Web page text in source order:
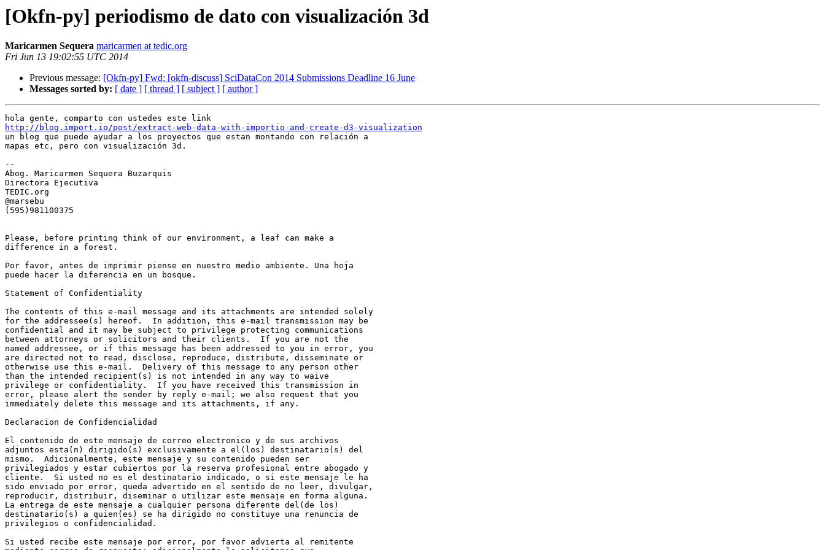
[Okfn-py] periodismo de dato con visualización 3d
Maricarmen Sequera maricarmen at tedic.org
Fri Jun 13 19:02:55 UTC 2014
Previous message: [Okfn-py] Fwd: [okfn-discuss] SciDataCon 2014 Submissions Deadline 16 June
Messages sorted by: [ date ] [ thread ] [ subject ] [ author ]
http://blog.import.io/post/extract-web-data-with-importio-and-create-d3-visualization
un blog que puede ayudar a los proyectos que estan montando con relación a
mapas etc, pero con visualización 3d.
--
Abog. Maricarmen Sequera Buzarquis
Directora Ejecutiva
TEDIC.org
@marsebu
(595)981100375
Please, before printing think of our environment, a leaf can make a
difference in a forest.
Por favor, antes de imprimir piense en nuestro medio ambiente. Una hoja
puede hacer la diferencia en un bosque.
Statement of Confidentiality
The contents of this e-mail message and its attachments are intended solely
for the addressee(s) hereof.  In addition, this e-mail transmission may be
confidential and it may be subject to privilege protecting communications
between attorneys or solicitors and their clients.  If you are not the
named addressee, or if this message has been addressed to you in error, you
are directed not to read, disclose, reproduce, distribute, disseminate or
otherwise use this e-mail.  Delivery of this message to any person other
than the intended recipient(s) is not intended in any way to waive
privilege or confidentiality.  If you have received this transmission in
error, please alert the sender by reply e-mail; we also request that you
immediately delete this message and its attachments, if any.
Declaracion de Confidencialidad
El contenido de este mensaje de correo electronico y de sus archivos
adjuntos esta(n) dirigido(s) exclusivamente a el(los) destinatario(s) del
mismo.  Adicionalmente, este mensaje y su contenido pueden ser
privilegiados y estar cubiertos por la reserva profesional entre abogado y
cliente.  Si usted no es el destinatario indicado, o si este mensaje le ha
sido enviado por error, queda advertido en el sentido de no leer, divulgar,
reproducir, distribuir, diseminar o utilizar este mensaje en forma alguna.
La entrega de este mensaje a cualquier persona diferente del(de los)
destinatario(s) a quien(es) se ha dirigido no constituye una renuncia de
privilegios o confidencialidad.
Si usted recibe este mensaje por error, por favor advierta al remitente